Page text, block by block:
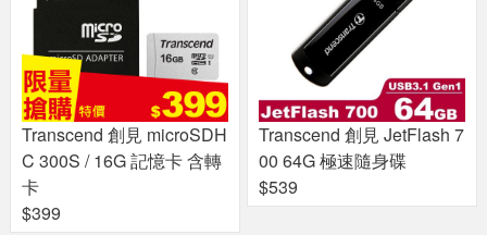
Transcend 創見 microSDH
C 300S / 16G 記憶卡 含轉
卡
$399
Transcend 創見 JetFlash 7
00 64G 極速隨身碟
$539